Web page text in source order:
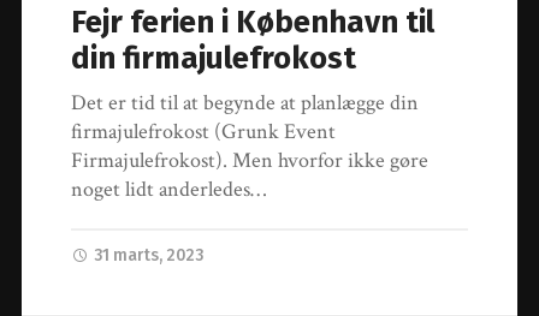
Fejr ferien i København til
din firmajulefrokost
Det er tid til at begynde at planlægge din
firmajulefrokost (Grunk Event
Firmajulefrokost). Men hvorfor ikke gøre
noget lidt anderledes…
31 marts, 2023